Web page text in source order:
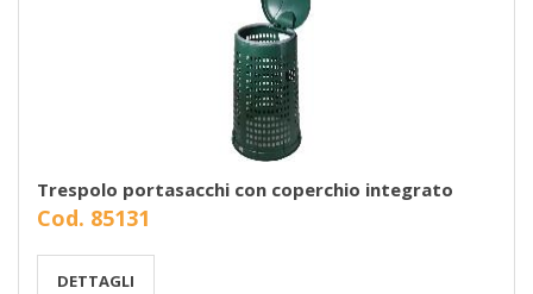
Trespolo portasacchi con coperchio integrato
Cod. 85131
DETTAGLI